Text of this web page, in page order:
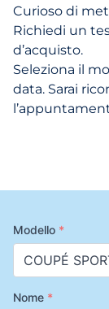
Curioso di
Richiedi un
d’acquisto.
Seleziona il
data. Sarai
Modello *
Nome *